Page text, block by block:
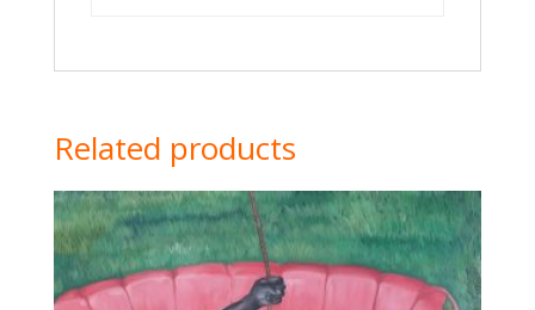
Related products